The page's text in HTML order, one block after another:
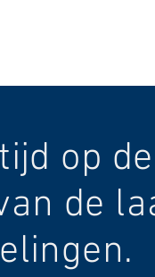
op de
de